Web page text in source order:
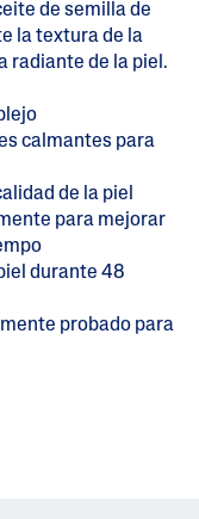
de semilla de
la textura de la
radiante de la piel.
calmantes para
de la piel
para mejorar
durante 48
probado para